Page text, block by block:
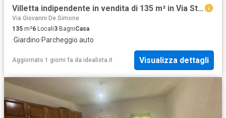
Villetta indipendente in vendita di 135 m² in Via Statale Abetone, 300
Via Giovanni De Simone
135 m²6 Locali3 BagniCasa
·Giardino·Parcheggio auto
Aggiornato 1 giorni fa da idealista.it Visualizza dettagli